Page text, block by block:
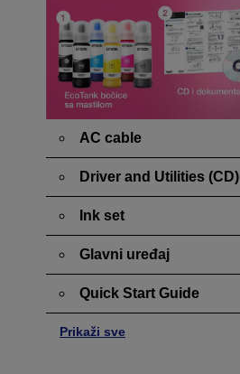
AC cable
Driver and Utilities (CD)
Ink set
Glavni uređaj
Quick Start Guide
Prikaži sve